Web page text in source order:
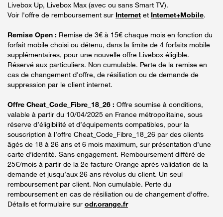
Livebox Up, Livebox Max (avec ou sans Smart TV).
Voir l'offre de remboursement sur Internet et Internet+Mobile.
Remise Open : Remise de 3€ à 15€ chaque mois en fonction du
forfait mobile choisi ou détenu, dans la limite de 4 forfaits mobile
supplémentaires, pour une nouvelle offre Livebox éligible.
Réservé aux particuliers. Non cumulable. Perte de la remise en
cas de changement d'offre, de résiliation ou de demande de
suppression par le client internet.
Offre Cheat_Code_Fibre_18_26 : Offre soumise à conditions,
valable à partir du 10/04/2025 en France métropolitaine, sous
réserve d’éligibilité et d’équipements compatibles, pour la
souscription à l’offre Cheat_Code_Fibre_18_26 par des clients
âgés de 18 à 26 ans et 6 mois maximum, sur présentation d’une
carte d’identité. Sans engagement. Remboursement différé de
25€/mois à partir de la 2e facture Orange après validation de la
demande et jusqu’aux 26 ans révolus du client. Un seul
remboursement par client. Non cumulable. Perte du
remboursement en cas de résiliation ou de changement d’offre.
Détails et formulaire sur odr.orange.fr